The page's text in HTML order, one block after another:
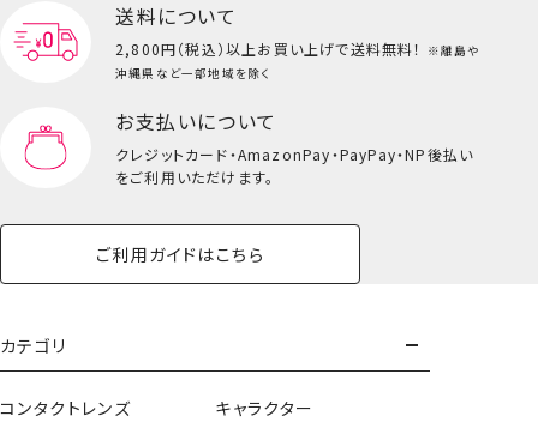
送料について
2,800円（税込）以上お買い上げで送料無料！
※離島や
沖縄県など一部地域を除く
お支払いについて
クレジットカード・AmazonPay・PayPay・NP後払い
をご利用いただけます。
ご利用ガイドはこちら
カテゴリ
コンタクトレンズ キャラクター